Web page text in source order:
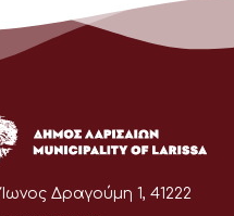
Ίωνος Δραγούμη 1, 41222